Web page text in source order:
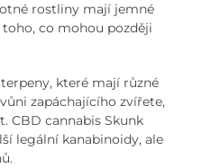
rostliny mají jemné
co mohou později
které mají různé
zapáchajícího zvířete,
CBD cannabis Skunk
legální kanabinoidy, ale